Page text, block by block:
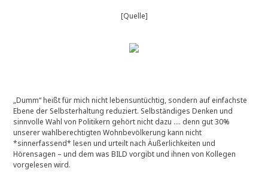
[Quelle]
„Dumm“ heißt für mich nicht lebensuntüchtig, sondern auf einfachste
Ebene der Selbsterhaltung reduziert. Selbständiges Denken und
sinnvolle Wahl von Politikern gehört nicht dazu …. denn gut 30%
unserer wahlberechtigten Wohnbevölkerung kann nicht
*sinnerfassend* lesen und urteilt nach Äußerlichkeiten und
Hörensagen – und dem was BILD vorgibt und ihnen von Kollegen
vorgelesen wird.